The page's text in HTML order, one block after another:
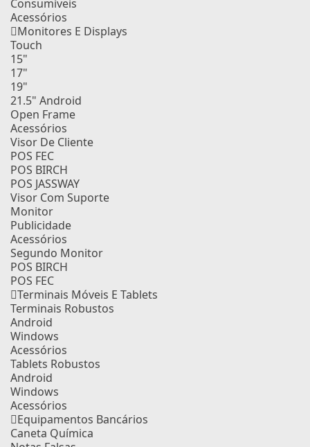
Consumíveis
Acessórios
Monitores E Displays
Touch
15"
17"
19"
21.5" Android
Open Frame
Acessórios
Visor De Cliente
POS FEC
POS BIRCH
POS JASSWAY
Visor Com Suporte
Monitor
Publicidade
Acessórios
Segundo Monitor
POS BIRCH
POS FEC
Terminais Móveis E Tablets
Terminais Robustos
Android
Windows
Acessórios
Tablets Robustos
Android
Windows
Acessórios
Equipamentos Bancários
Caneta Química